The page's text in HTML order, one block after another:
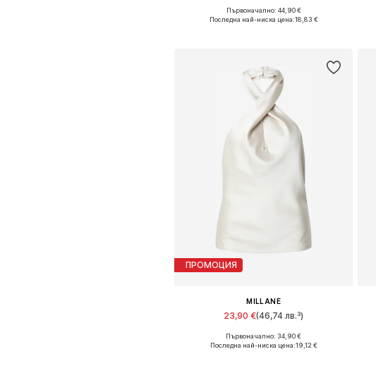
Налични размери: 34, 36, 38, 40, 42, 44
Първоначално: 44,90 €
Последна най-ниска цена:18,83 €
ПРОМОЦИЯ
MILLANE
23,90 €(46,74 лв.³)
Налични размери: XS, S, M, L, XL
Първоначално: 34,90 €
Последна най-ниска цена:19,12 €